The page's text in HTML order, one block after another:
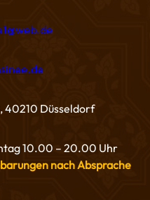
40210 Düsseldorf
10.00 – 20.00 Uhr
nach Absprache